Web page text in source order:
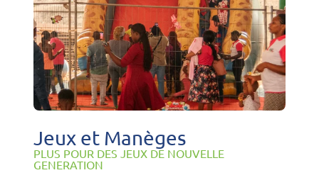
Jeux et Manèges
PLUS POUR DES JEUX DE NOUVELLE
GENERATION